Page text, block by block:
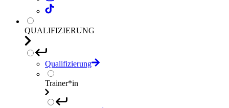
QUALIFIZIERUNG
Qualifizierung
Trainer*in